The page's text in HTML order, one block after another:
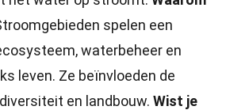
spelen een
waterbeheer en
leven. Ze beïnvloeden de
en landbouw. Wist je